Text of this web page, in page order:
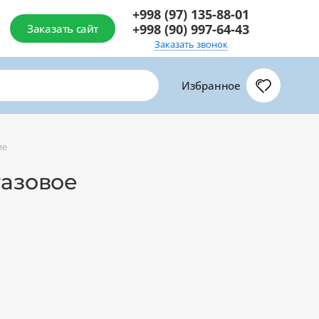
Заказать сайт
+998 (97) 135-88-01
+998 (90) 997-64-43
Заказать звонок
Избранное